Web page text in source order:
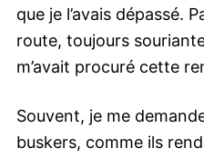
que je l’avais dépassé.
route, toujours
m’avait procuré cette
Souvent, je me
buskers, comme ils